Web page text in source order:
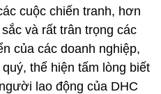
cuộc chiến tranh, hơn
và rất trân trọng các
của các doanh nghiệp,
thể hiện tấm lòng biết
lao động của DHC